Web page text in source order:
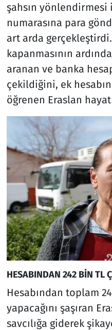
şahsın yönlendirmesi
numarasına para
art arda
kapanmasının
aranan ve banka
çekildiğini, ek
öğrenen Eraslan
HESABINDAN 242 BİN TL
Hesabından toplam
yapacağını şaşıran
savcılığa giderek